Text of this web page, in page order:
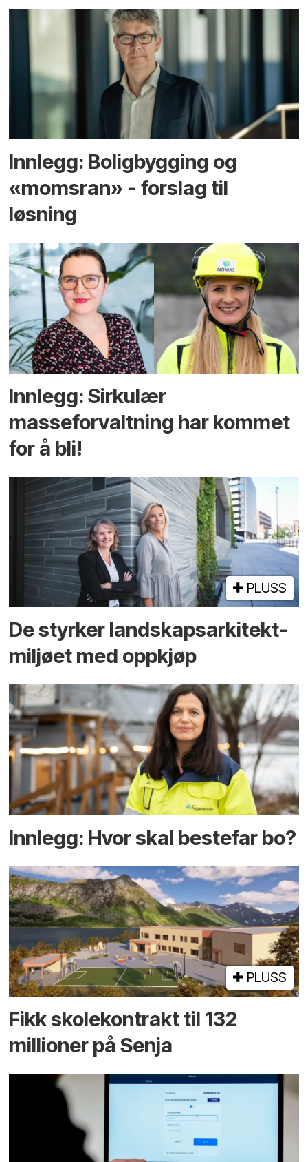
Innlegg: Boligbygging og
«momsran» - forslag til
løsning
Innlegg: Sirkulær
masseforvaltning har kommet
for å bli!
PLUSS
De styrker landskaps­arkitekt­
miljøet med oppkjøp
Innlegg: Hvor skal bestefar bo?
PLUSS
Fikk skole­kontrakt til 132
millioner på Senja